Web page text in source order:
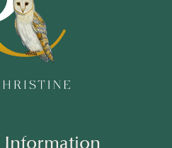
Information